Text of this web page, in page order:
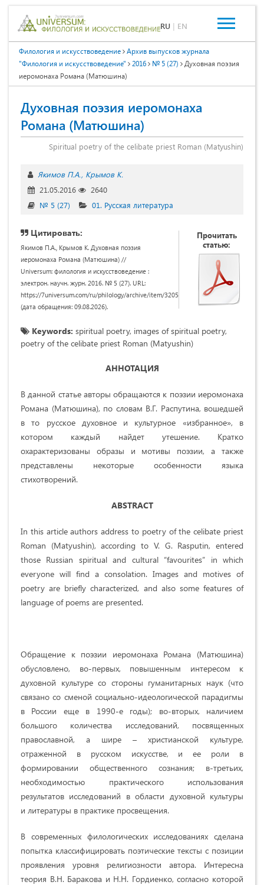
RU | EN
Филология и искусствоведение
Архив выпусков журнала
"Филология и искусствоведение"
2016 № 5 (27)
Духовная поэзия
иеромонаха Романа (Матюшина)
Духовная поэзия иеромонаха
Романа (Матюшина)
Spiritual poetry of the celibate priest Roman (Matyushin)
Якимов П.А. Крымов К.
21.05.2016
2640
№ 5 (27)
01. Русская литература
Цитировать:
Якимов П.А., Крымов К. Духовная поэзия
иеромонаха Романа (Матюшина) //
Universum: филология и искусствоведение :
электрон. научн. журн. 2016. № 5 (27). URL:
https://7universum.com/ru/philology/archive/item/3205
(дата обращения: 09.08.2026).
Прочитать
статью:
Keywords: spiritual poetry, images of spiritual poetry,
poetry of the celibate priest Roman (Matyushin)
АННОТАЦИЯ
В данной статье авторы обращаются к поэзии иеромонаха
Романа (Матюшина), по словам В.Г. Распутина, вошедшей
в то русское духовное и культурное «избранное», в
котором каждый найдет утешение. Кратко
охарактеризованы образы и мотивы поэзии, а также
представлены некоторые особенности языка
стихотворений.
ABSTRACT
In this article authors address to poetry of the celibate priest
Roman (Matyushin), according to V. G. Rasputin, entered
those Russian spiritual and cultural “favourites” in which
everyone will find a consolation. Images and motives of
poetry are briefly characterized, and also some features of
language of poems are presented.
Обращение к поэзии иеромонаха Романа (Матюшина)
обусловлено, во-первых, повышенным интересом к
духовной культуре со стороны гуманитарных наук (что
связано со сменой социально-идеологической парадигмы
в России еще в 1990-е годы); во-вторых, наличием
большого количества исследований, посвященных
православной, а шире – христианской культуре,
отраженной в русском искусстве, и ее роли в
формировании общественного сознания; в-третьих,
необходимостью практического использования
результатов исследований в области духовной культуры
и литературы в практике просвещения.
В современных филологических исследованиях сделана
попытка классифицировать поэтические тексты с позиции
проявления уровня религиозности автора. Интересна
теория В.Н. Баракова и Н.Н. Гордиенко, согласно которой